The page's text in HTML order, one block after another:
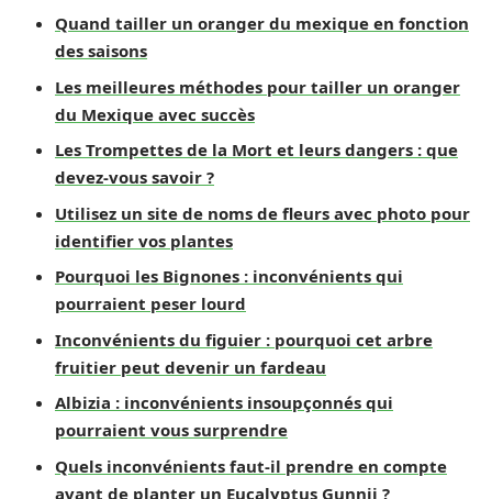
Quand tailler un oranger du mexique en fonction
des saisons
Les meilleures méthodes pour tailler un oranger
du Mexique avec succès
Les Trompettes de la Mort et leurs dangers : que
devez-vous savoir ?
Utilisez un site de noms de fleurs avec photo pour
identifier vos plantes
Pourquoi les Bignones : inconvénients qui
pourraient peser lourd
Inconvénients du figuier : pourquoi cet arbre
fruitier peut devenir un fardeau
Albizia : inconvénients insoupçonnés qui
pourraient vous surprendre
Quels inconvénients faut-il prendre en compte
avant de planter un Eucalyptus Gunnii ?